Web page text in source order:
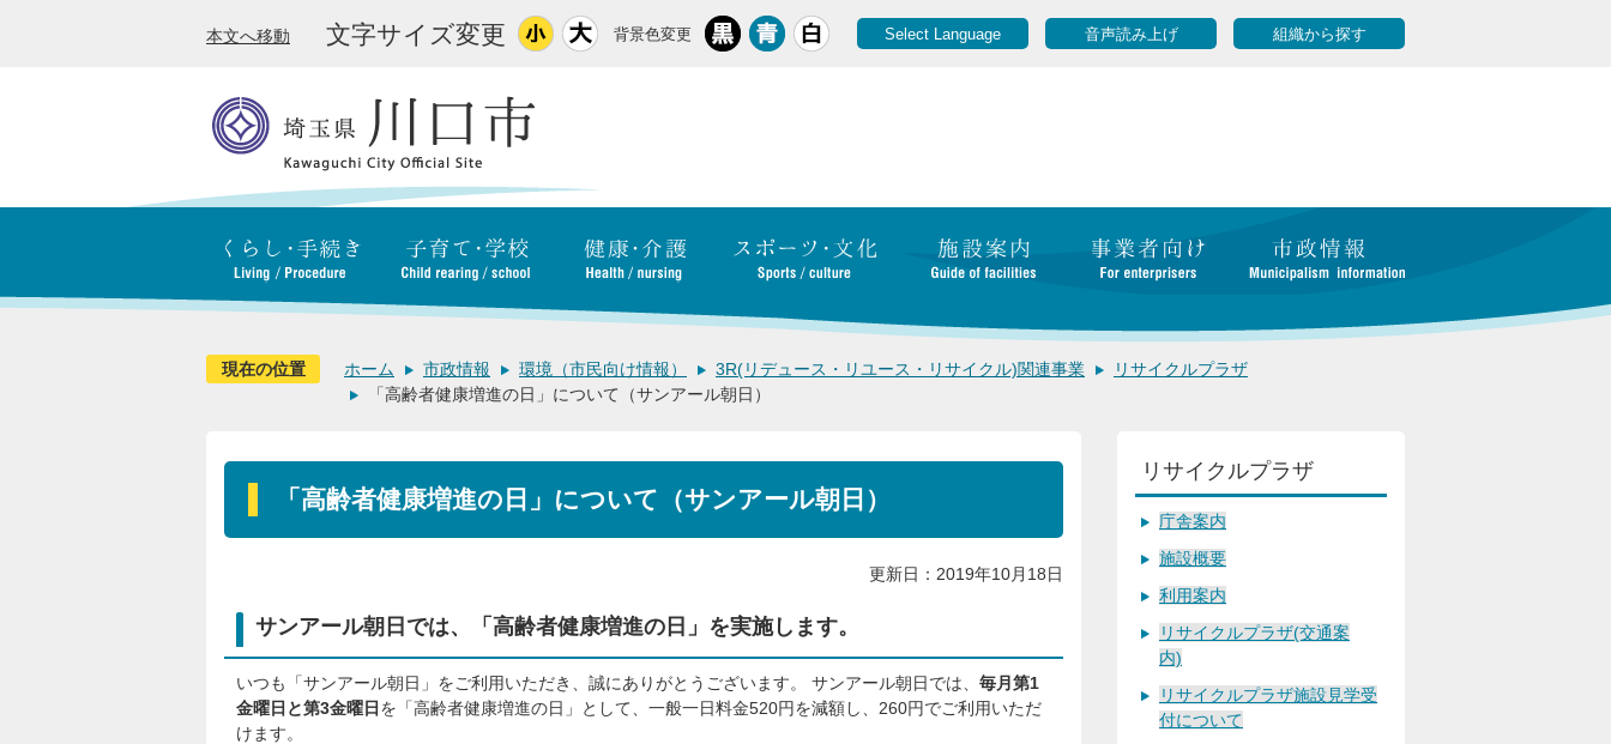
本文へ移動 文字サイズ変更 背景色変更 Select Language 音声読み上げ 組織から探す
現在の位置 ホーム 市政情報 環境（市民向け情報） 3R(リデュース・リユース・リサイクル)関連事業
リサイクルプラザ
「高齢者健康増進の日」について（サンアール朝日）
「高齢者健康増進の日」について（サンアール朝日）
更新日：2019年10月18日
サンアール朝日では、「高齢者健康増進の日」を実施します。
いつも「サンアール朝日」をご利用いただき、誠にありがとうございます。 サンアール朝日では、 毎月第1
金曜日と第3金曜日 を「高齢者健康増進の日」として、一般一日料金520円を減額し、260円でご利用いただ
けます。
リサイクルプラザ
庁舎案内
施設概要
利用案内
リサイクルプラザ(交通案
内)
リサイクルプラザ施設見学受
付について